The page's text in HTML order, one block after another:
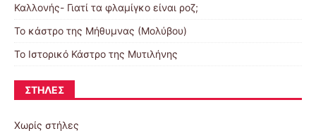
Καλλονής- Γιατί τα φλαμίγκο είναι ροζ;
To κάστρο της Μήθυμνας (Μολύβου)
Το Ιστορικό Κάστρο της Μυτιλήνης
ΣΤΉΛΕΣ
Χωρίς στήλες